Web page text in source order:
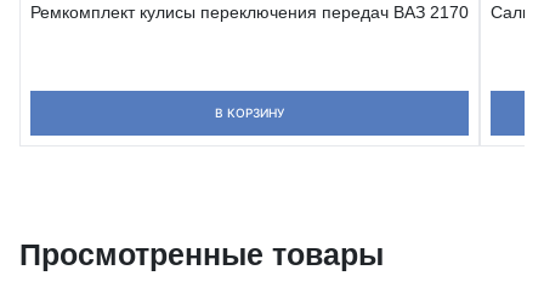
Ремкомплект кулисы переключения передач ВАЗ 2170
В КОРЗИНУ
Просмотренные товары